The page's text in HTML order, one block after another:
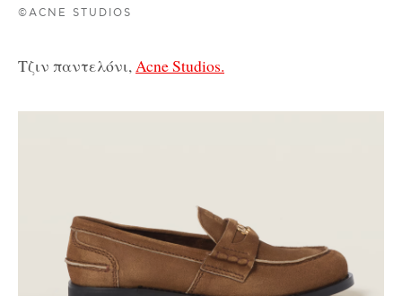
©ACNE STUDIOS
Τζιν παντελόνι,Acne Studios.